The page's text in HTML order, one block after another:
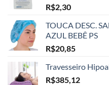
R$2,30
TOUCA DESC.
AZUL BEBÊ PS
R$20,85
Travesseiro
R$385,12